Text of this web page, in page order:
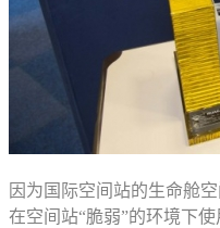
因为国际空间站的生命舱
在空间站“脆弱”的环境下